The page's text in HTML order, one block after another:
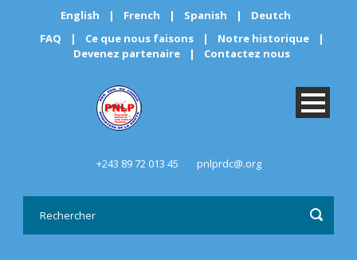
English | French | Spanish |
Deutch
FAQ
| Ce que nous faisons | Notre historique
|
Devenez partenaire
| Contactez nous
+243 89 72 013 45 pnlprdc@.org